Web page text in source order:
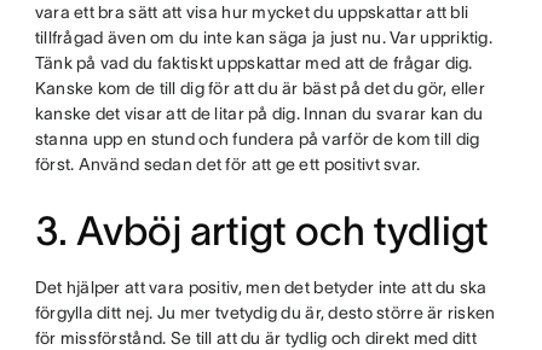
vara ett bra sätt att visa hur mycket du uppskattar att bli
tillfrågad även om du inte kan säga ja just nu. Var uppriktig.
Tänk på vad du faktiskt uppskattar med att de frågar dig.
Kanske kom de till dig för att du är bäst på det du gör, eller
kanske det visar att de litar på dig. Innan du svarar kan du
stanna upp en stund och fundera på varför de kom till dig
först. Använd sedan det för att ge ett positivt svar.
3. Avböj artigt och tydligt
Det hjälper att vara positiv, men det betyder inte att du ska
förgylla ditt nej. Ju mer tvetydig du är, desto större är risken
för missförstånd. Se till att du är tydlig och direkt med ditt